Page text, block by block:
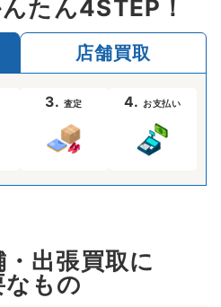
たん4STEP！
店舗買取
3. 査定 4. お支払い
出張買取に
なもの